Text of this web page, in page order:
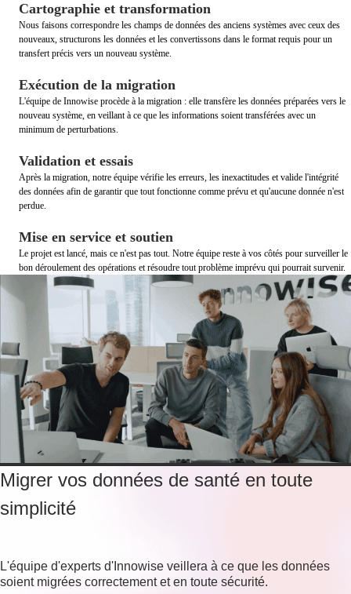
Cartographie et transformation
Nous faisons correspondre les champs de données des anciens systèmes avec ceux des
nouveaux, structurons les données et les convertissons dans le format requis pour un
transfert précis vers un nouveau système.
Exécution de la migration
L'équipe de Innowise procède à la migration : elle transfère les données préparées vers le
nouveau système, en veillant à ce que les informations soient transférées avec un
minimum de perturbations.
Validation et essais
Après la migration, notre équipe vérifie les erreurs, les inexactitudes et valide l'intégrité
des données afin de garantir que tout fonctionne comme prévu et qu'aucune donnée n'est
perdue.
Mise en service et soutien
Le projet est lancé, mais ce n'est pas tout. Notre équipe reste à vos côtés pour surveiller le
bon déroulement des opérations et résoudre tout problème imprévu qui pourrait survenir.
Migrer vos données de santé en toute
simplicité
L'équipe d'experts d'Innowise veillera à ce que les données
soient migrées correctement et en toute sécurité.